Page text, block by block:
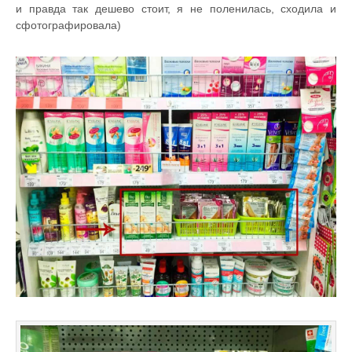
и правда так дешево стоит, я не поленилась, сходила и
сфотографировала)